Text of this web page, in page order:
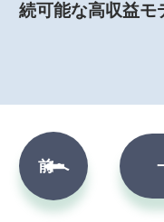
続可能な高収益モ
前へ
次へ